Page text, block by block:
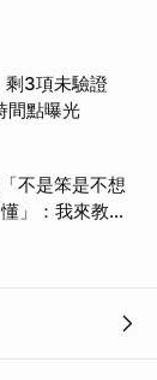
剩3項未驗證
間點曝光
不是笨是不想
」：我來教育